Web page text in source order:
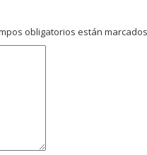
obligatorios están